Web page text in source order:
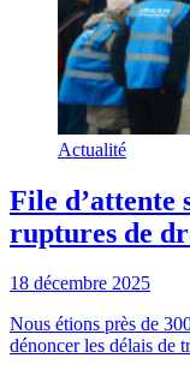
Actualité
File d’attente
ruptures de
18 décembre 2025
Nous étions près de
dénoncer les délais de